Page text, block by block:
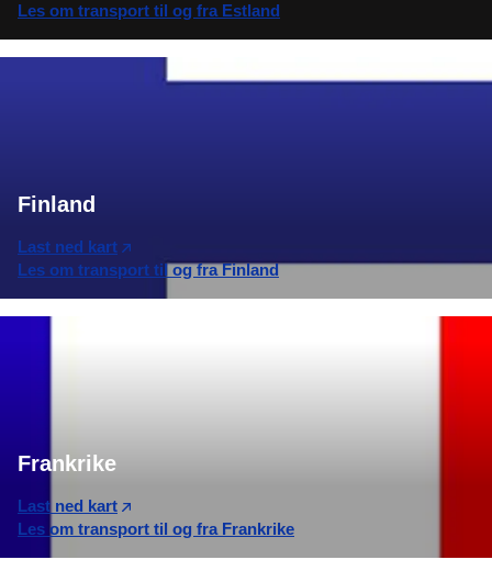
Les om transport til og fra Estland
Finland
Last ned kart
Les om transport til og fra Finland
Frankrike
Last ned kart
Les om transport til og fra Frankrike